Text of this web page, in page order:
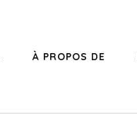
À PROPOS DE